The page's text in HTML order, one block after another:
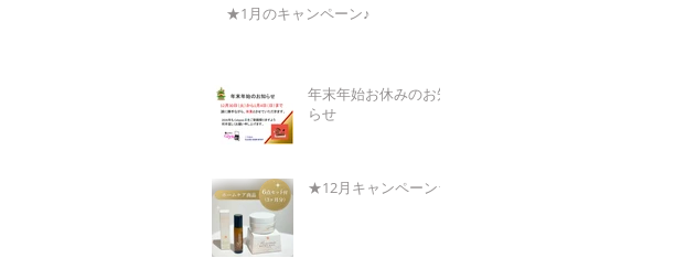
★1月のキャンペーン♪
年末年始お休みのお知
らせ
★12月キャンペーン★